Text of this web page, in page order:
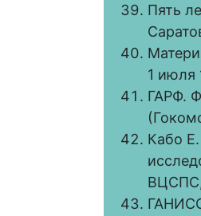
Пять
1 июля
ГАРФ.
Кабо
ВЦСПС,